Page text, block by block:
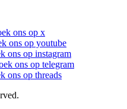
ons op x
ons op youtube
ons op instagram
ons op telegram
ons op threads